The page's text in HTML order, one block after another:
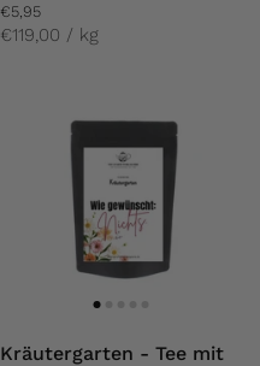
€5,95
€119,00 / kg
Kräutergarten - Tee mit